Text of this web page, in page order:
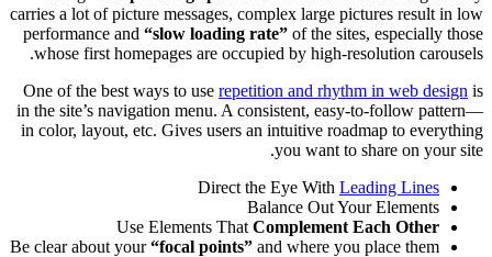
carries a lot of picture messages, complex large pictures result in low
performance and “slow loading rate” of the sites, especially those
whose first homepages are occupied by high-resolution carousels.
One of the best ways to use repetition and rhythm in web design is
in the site’s navigation menu. A consistent, easy-to-follow pattern—
in color, layout, etc. Gives users an intuitive roadmap to everything
you want to share on your site.
Direct the Eye With Leading Lines
Balance Out Your Elements
Use Elements That Complement Each Other
Be clear about your“focal points” and where you place them